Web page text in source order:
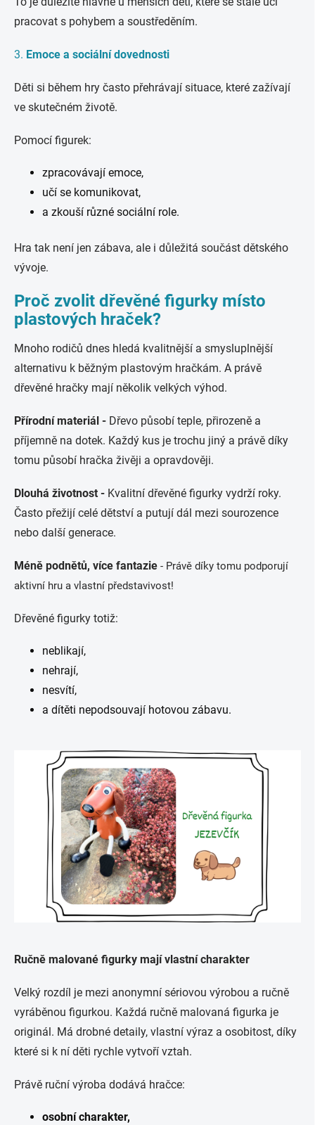
pracovat s pohybem a soustředěním.
3. Emoce a sociální dovednosti
Děti si během hry často přehrávají situace, které zažívají
ve skutečném životě.
Pomocí figurek:
zpracovávají emoce,
učí se komunikovat,
a zkouší různé sociální role.
Hra tak není jen zábava, ale i důležitá součást dětského
vývoje.
Proč zvolit dřevěné figurky místo
plastových hraček?
Mnoho rodičů dnes hledá kvalitnější a smysluplnější
alternativu k běžným plastovým hračkám. A právě
dřevěné hračky mají několik velkých výhod.
Přírodní materiál - Dřevo působí teple, přirozeně a
příjemně na dotek. Každý kus je trochu jiný a právě díky
tomu působí hračka živěji a opravdověji.
Dlouhá životnost - Kvalitní dřevěné figurky vydrží roky.
Často přežijí celé dětství a putují dál mezi sourozence
nebo další generace.
Méně podnětů, více fantazie - Právě díky tomu podporují
aktivní hru a vlastní představivost!
Dřevěné figurky totiž:
neblikají,
nehrají,
nesvítí,
a dítěti nepodsouvají hotovou zábavu.
Ručně malované figurky mají vlastní charakter
Velký rozdíl je mezi anonymní sériovou výrobou a ručně
vyráběnou figurkou. Každá ručně malovaná figurka je
originál. Má drobné detaily, vlastní výraz a osobitost, díky
které si k ní děti rychle vytvoří vztah.
Právě ruční výroba dodává hračce:
osobní charakter,